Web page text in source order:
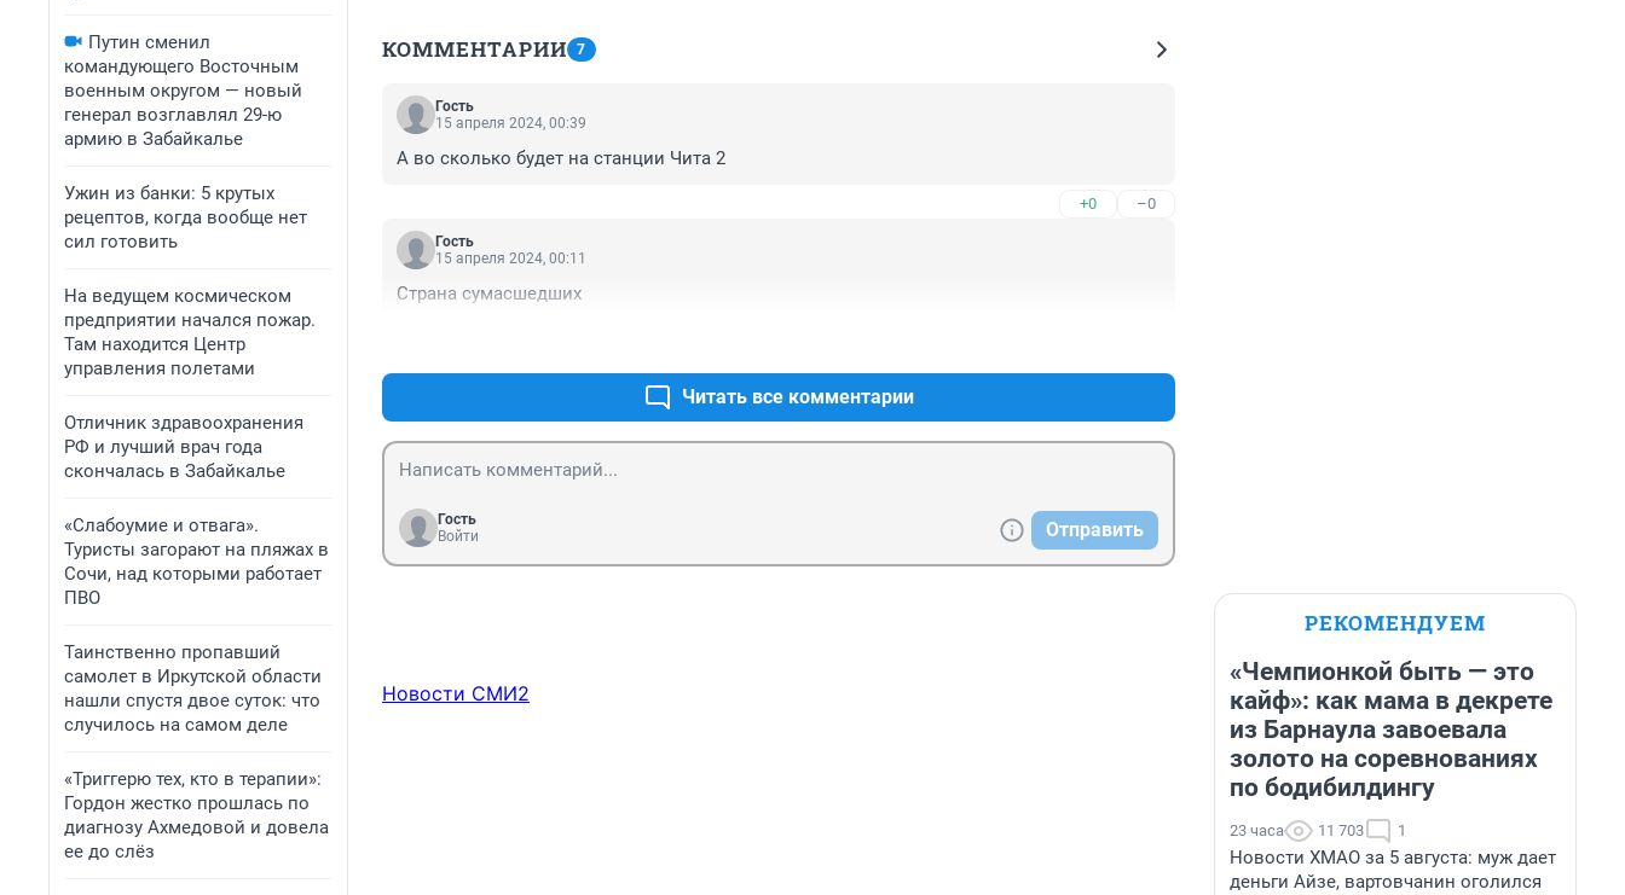
Путин сменил
командующего Восточным
военным округом — новый
генерал возглавлял 29-ю
армию в Забайкалье
Ужин из банки: 5 крутых
рецептов, когда вообще нет
сил готовить
На ведущем космическом
предприятии начался пожар.
Там находится Центр
управления полетами
Отличник здравоохранения
РФ и лучший врач года
скончалась в Забайкалье
«Слабоумие и отвага».
Туристы загорают на пляжах в
Сочи, над которыми работает
ПВО
Таинственно пропавший
самолет в Иркутской области
нашли спустя двое суток: что
случилось на самом деле
«Триггерю тех, кто в терапии»:
Гордон жестко прошлась по
диагнозу Ахмедовой и довела
ее до слёз
КОММЕНТАРИИ 7
Гость
15 апреля 2024, 00:39
А во сколько будет на станции Чита 2
+0 –0
Гость
15 апреля 2024, 00:11
Страна сумасшедших
Читать все комментарии
Гость
Войти
Отправить
Новости СМИ2
РЕКОМЕНДУЕМ
«Чемпионкой быть — это
кайф»: как мама в декрете
из Барнаула завоевала
золото на соревнованиях
по бодибилдингу
23 часа 11 703 1
Новости ХМАО за 5 августа: муж дает
деньги Айзе, вартовчанин оголился